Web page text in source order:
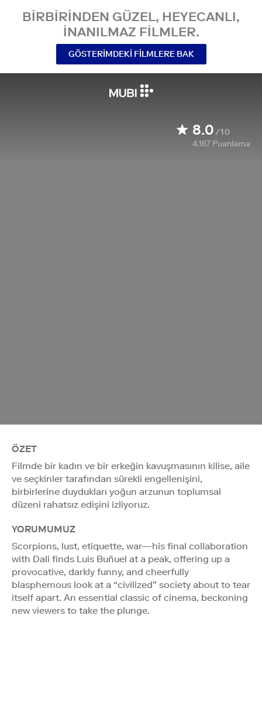
BIRBIRINDEN GÜZEL, HEYECANLI,
INANILMAZ FILMLER.
GÖSTERIMDEKI FILMLERE BAK
8.0/10
4.167 Puanlama
ÖZET
Filmde bir kadın ve bir erkeğin kavuşmasının kilise, aile
ve seçkinler tarafından sürekli engellenişini,
birbirlerine duydukları yoğun arzunun toplumsal
düzeni rahatsız edişini izliyoruz.
YORUMUMUZ
Scorpions, lust, etiquette, war—his final collaboration
with Dalí finds Luis Buñuel at a peak, offering up a
provocative, darkly funny, and cheerfully
blasphemous look at a “civilized” society about to tear
itself apart. An essential classic of cinema, beckoning
new viewers to take the plunge.